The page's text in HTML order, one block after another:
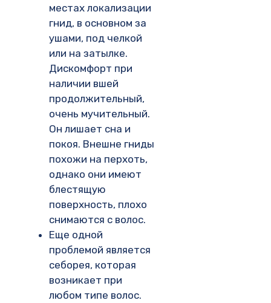
местах локализации
гнид, в основном за
ушами, под челкой
или на затылке.
Дискомфорт при
наличии вшей
продолжительный,
очень мучительный.
Он лишает сна и
покоя. Внешне гниды
похожи на перхоть,
однако они имеют
блестящую
поверхность, плохо
снимаются с волос.
Еще одной
проблемой является
себорея, которая
возникает при
любом типе волос.